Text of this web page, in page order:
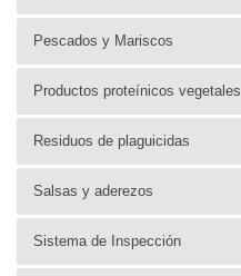
Pescados y Mariscos
Productos proteínicos vegetales
Residuos de plaguicidas
Salsas y aderezos
Sistema de Inspección